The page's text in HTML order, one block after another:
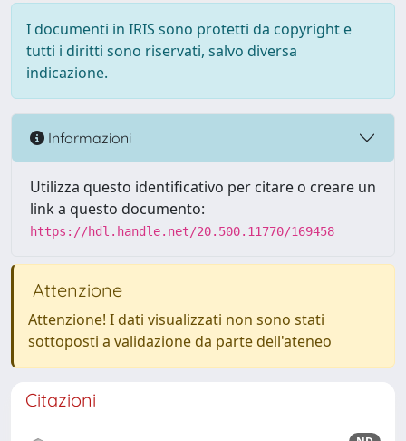
I documenti in IRIS sono protetti da copyright e
tutti i diritti sono riservati, salvo diversa
indicazione.
Informazioni
Utilizza questo identificativo per citare o creare un
link a questo documento:
https://hdl.handle.net/20.500.11770/169458
Attenzione
Attenzione! I dati visualizzati non sono stati
sottoposti a validazione da parte dell'ateneo
Citazioni